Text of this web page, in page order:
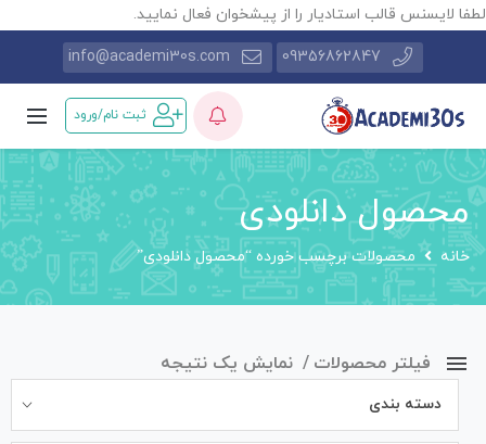
لطفا لایسنس قالب استادیار را از پیشخوان فعال نمایید.
09356862847
info@academi30s.com
ثبت نام/ورود
محصول دانلودی
خانه محصولات برچسب خورده “محصول دانلودی”
فیلتر محصولات نمایش یک نتیجه
دسته بندی